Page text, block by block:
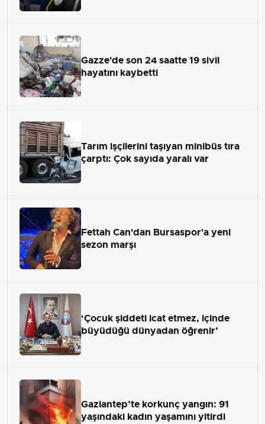
Gazze'de son 24 saatte 19 sivil
hayatını kaybetti
Tarım işçilerini taşıyan minibüs tıra
çarptı: Çok sayıda yaralı var
Fettah Can'dan Bursaspor'a yeni
sezon marşı
‘Çocuk şiddeti icat etmez, içinde
büyüdüğü dünyadan öğrenir’
Gaziantep’te korkunç yangın: 91
yaşındaki kadın yaşamını yitirdi